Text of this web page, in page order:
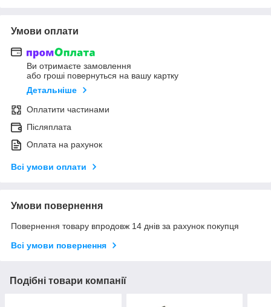
Умови оплати
Ви отримаєте замовлення
або гроші повернуться на вашу картку
Детальніше
Оплатити частинами
Післяплата
Оплата на рахунок
Всі умови оплати
Умови повернення
Повернення товару впродовж 14 днів за рахунок покупця
Всі умови повернення
Подібні товари компанії